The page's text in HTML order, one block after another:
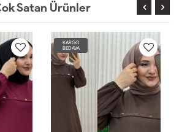
Satan Ürünler
KARGO
BEDAVA